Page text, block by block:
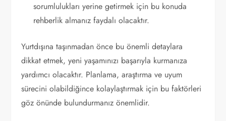
sorumlulukları yerine getirmek için bu konuda
rehberlik almanız faydalı olacaktır.
Yurtdışına taşınmadan önce bu önemli detaylara
dikkat etmek, yeni yaşamınızı başarıyla kurmanıza
yardımcı olacaktır. Planlama, araştırma ve uyum
sürecini olabildiğince kolaylaştırmak için bu faktörleri
göz önünde bulundurmanız önemlidir.